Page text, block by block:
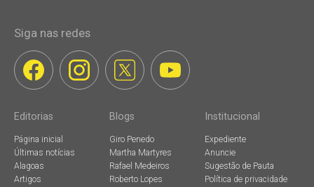
Siga nas redes
Editorias
Página inicial
Últimas notícias
Alagoas
Artigos
Blogs
Giro Penedo
Martha Martyres
Rafael Medeiros
Roberto Lopes
Institucional
Expediente
Anuncie
Sugestão de Pauta
Política de privacidade